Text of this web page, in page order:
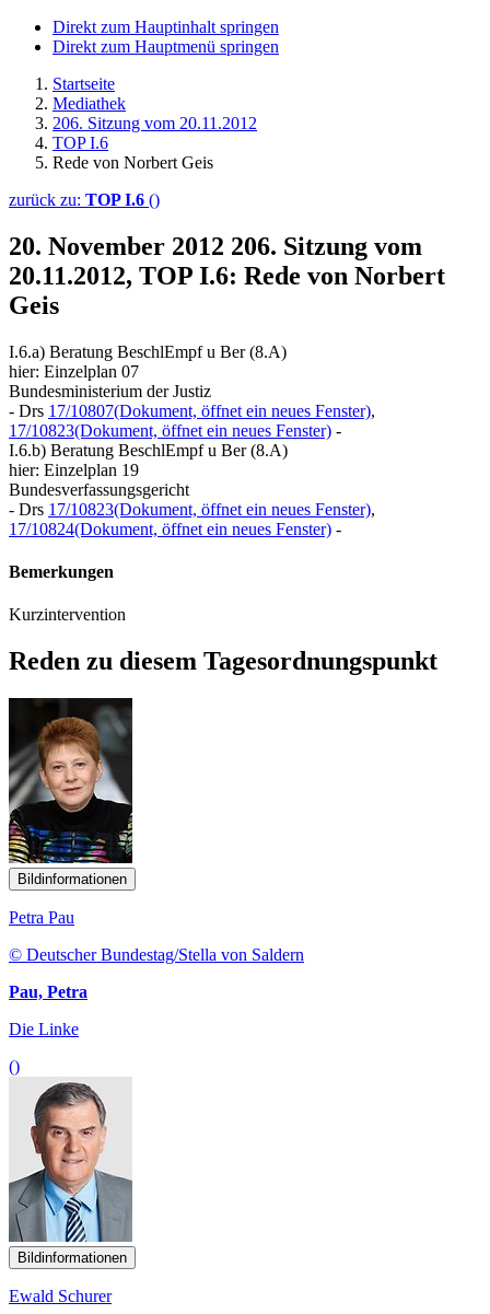
Direkt zum Hauptinhalt springen
Direkt zum Hauptmenü springen
Startseite
Mediathek
206. Sitzung vom 20.11.2012
TOP I.6
Rede von Norbert Geis
zurück zu: TOP I.6 ()
20. November 2012 206. Sitzung vom
20.11.2012, TOP I.6: Rede von Norbert
Geis
I.6.a) Beratung BeschlEmpf u Ber (8.A)
hier: Einzelplan 07
Bundesministerium der Justiz
- Drs 17/10807(Dokument, öffnet ein neues Fenster),
17/10823(Dokument, öffnet ein neues Fenster) -
I.6.b) Beratung BeschlEmpf u Ber (8.A)
hier: Einzelplan 19
Bundesverfassungsgericht
- Drs 17/10823(Dokument, öffnet ein neues Fenster),
17/10824(Dokument, öffnet ein neues Fenster) -
Bemerkungen
Kurzintervention
Reden zu diesem Tagesordnungspunkt
Bildinformationen
Petra Pau
© Deutscher Bundestag/Stella von Saldern
Pau, Petra
Die Linke
()
Bildinformationen
Ewald Schurer